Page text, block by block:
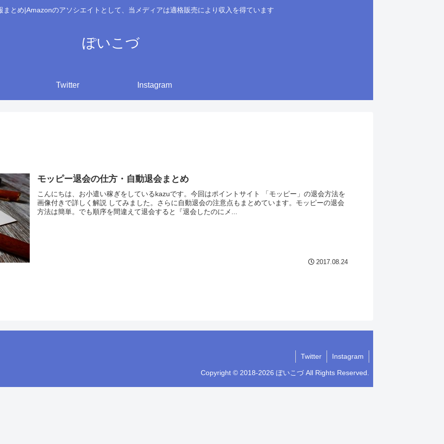
まとめ|Amazonのアソシエイトとして、当メディアは適格販売により収入を得ています
ぽいこづ
Twitter Instagram
モッピー退会の仕方・自動退会まとめ
こんにちは、お小遣い稼ぎをしているkazuです。今回はポイントサイト 「モッピー」の退会方法を
画像付きで詳しく解説 してみました。さらに自動退会の注意点もまとめています。モッピーの退会
方法は簡単。でも順序を間違えて退会すると『退会したのにメ...
2017.08.24
Twitter Instagram
Copyright © 2018-2026 ぽいこづ All Rights Reserved.